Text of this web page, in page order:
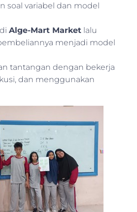
soal variabel dan model
Alge-Mart Market lalu
menjadi model
tantangan dengan bekerja
dan menggunakan